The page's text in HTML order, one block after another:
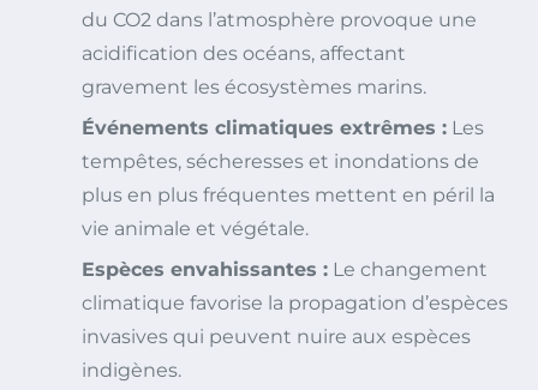
du CO2 dans l’atmosphère provoque une
acidification des océans, affectant
gravement les écosystèmes marins.
Événements climatiques extrêmes : Les
tempêtes, sécheresses et inondations de
plus en plus fréquentes mettent en péril la
vie animale et végétale.
Espèces envahissantes : Le changement
climatique favorise la propagation d’espèces
invasives qui peuvent nuire aux espèces
indigènes.